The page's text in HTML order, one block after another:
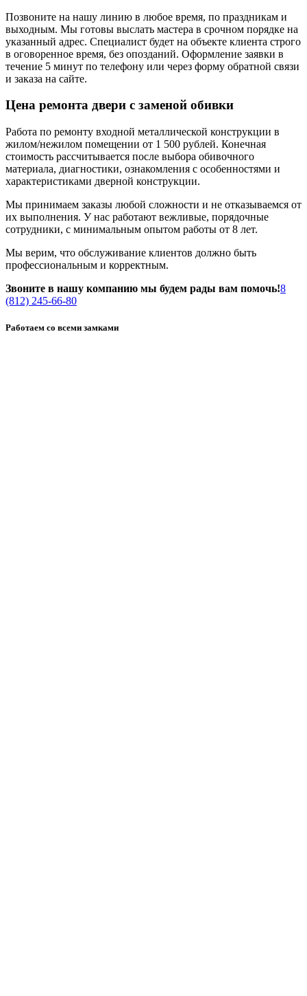
Позвоните на нашу линию в любое время, по праздникам и
выходным. Мы готовы выслать мастера в срочном порядке на
указанный адрес. Специалист будет на объекте клиента строго
в оговоренное время, без опозданий. Оформление заявки в
течение 5 минут по телефону или через форму обратной связи
и заказа на сайте.
Цена ремонта двери с заменой обивки
Работа по ремонту входной металлической конструкции в
жилом/нежилом помещении от 1 500 рублей. Конечная
стоимость рассчитывается после выбора обивочного
материала, диагностики, ознакомления с особенностями и
характеристиками дверной конструкции.
Мы принимаем заказы любой сложности и не отказываемся от
их выполнения. У нас работают вежливые, порядочные
сотрудники, с минимальным опытом работы от 8 лет.
Мы верим, что обслуживание клиентов должно быть
профессиональным и корректным.
Звоните в нашу компанию мы будем рады вам помочь!8
(812) 245-66-80
Работаем со всеми замками